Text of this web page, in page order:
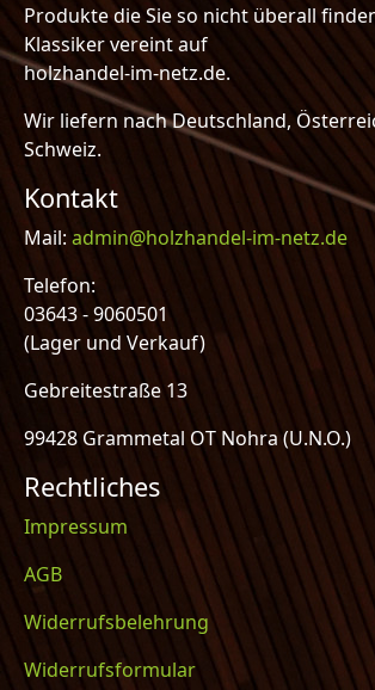
Produkte die Sie so nicht überall
Klassiker vereint auf
holzhandel-im-netz.de.
Wir liefern nach Deutschland,
Schweiz.
Kontakt
Mail: admin@holzhandel-im-netz.de
Telefon:
03643 - 9060501
(Lager und Verkauf)
Gebreitestraße 13
99428 Grammetal OT Nohra (U.N.O.)
Rechtliches
Impressum
AGB
Widerrufsbelehrung
Widerrufsformular